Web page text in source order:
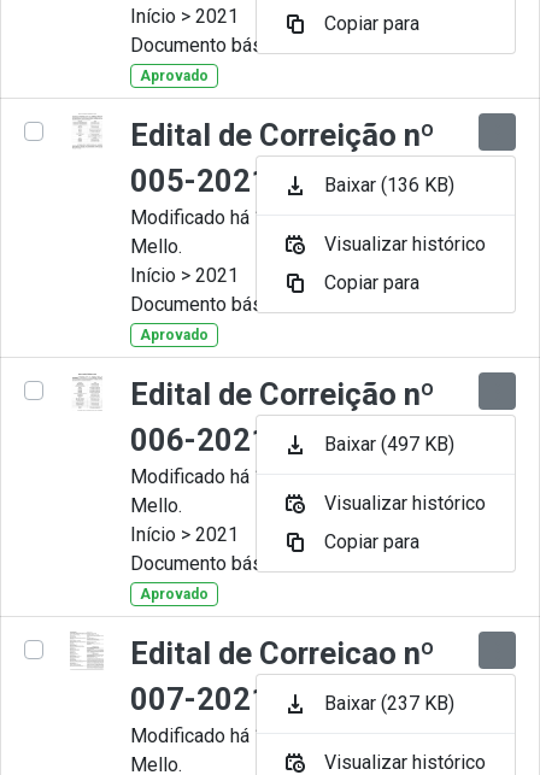
Início > 2021
Documento básico
Aprovado
Edital de Correição nº
005-2021
Modificado há 11 Meses por Artur
Mello.
Início > 2021
Documento básico
Aprovado
Edital de Correição nº
006-2021
Modificado há 11 Meses por Artur
Mello.
Início > 2021
Documento básico
Aprovado
Edital de Correicao nº
007-2021
Modificado há 11 Meses por Artur
Mello.
Copiar para
Baixar (136 KB)
Visualizar histórico
Copiar para
Baixar (497 KB)
Visualizar histórico
Copiar para
Baixar (237 KB)
Visualizar histórico